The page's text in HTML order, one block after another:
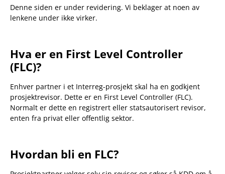
Denne siden er under revidering. Vi beklager at noen av
lenkene under ikke virker.
Hva er en First Level Controller
(FLC)?
Enhver partner i et Interreg-prosjekt skal ha en godkjent
prosjektrevisor. Dette er en First Level Controller (FLC).
Normalt er dette en registrert eller statsautorisert revisor,
enten fra privat eller offentlig sektor.
Hvordan bli en FLC?